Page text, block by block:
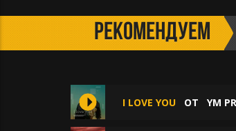
РЕКОМЕНДУЕМ
I LOVE YOU ОТ YM